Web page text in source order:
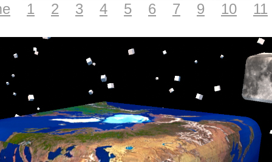
1 2 3 4 5 6 7 9 10 11